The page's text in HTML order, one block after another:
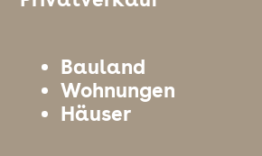
Bauland
Wohnungen
Häuser